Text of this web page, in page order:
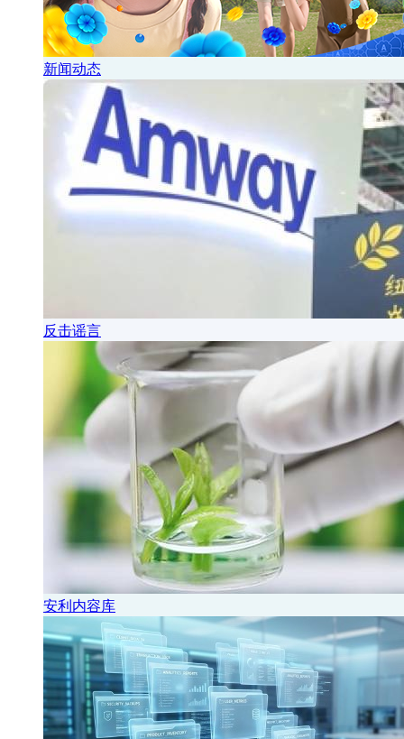
新闻动态
反击谣言
安利内容库